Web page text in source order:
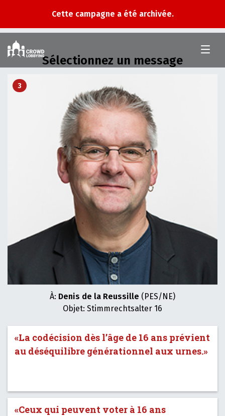
Cette campagne a été archivée.
Sélectionnez un message
3
À: Denis de la Reussille (PES/NE)
Objet: Stimmrechtsalter 16
«La codécision dès l’âge de 16 ans prévient
au déséquilibre générationnel aux urnes.»
«Ceux qui peuvent voter à 16 ans